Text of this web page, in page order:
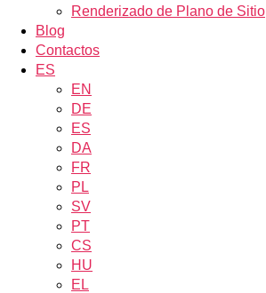
Renderizado de Plano de Sitio
Blog
Contactos
ES
EN
DE
ES
DA
FR
PL
SV
PT
CS
HU
EL